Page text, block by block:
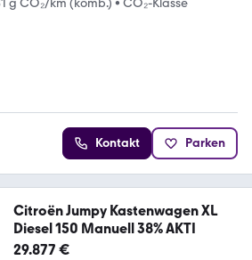
g CO₂/km (komb.) • CO₂-Klasse
Kontakt Parken
Citroën Jumpy Kastenwagen XL
Diesel 150 Manuell 38% AKTI
29.877 €